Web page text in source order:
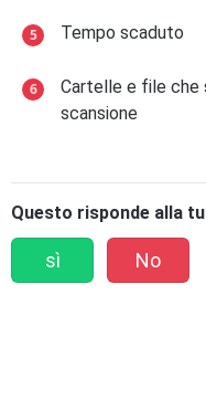
Tempo scaduto
Cartelle e file che
scansione
Questo risponde alla
sì No